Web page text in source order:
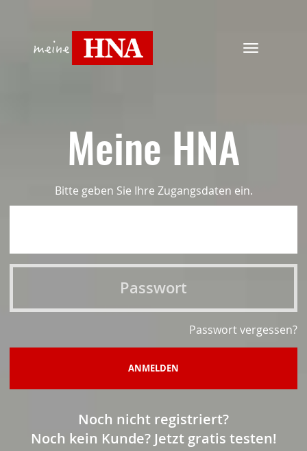
Navigation
Meine HNA
Bitte geben Sie Ihre Zugangsdaten ein.
Passwort vergessen?
ANMELDEN
Noch nicht registriert?
Noch kein Kunde? Jetzt gratis testen!